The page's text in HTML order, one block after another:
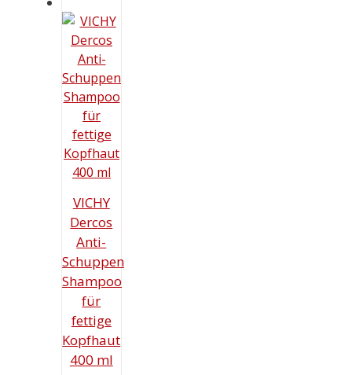
VICHY
Dercos
Anti-
Schuppen
Shampoo
für
fettige
Kopfhaut
400 ml